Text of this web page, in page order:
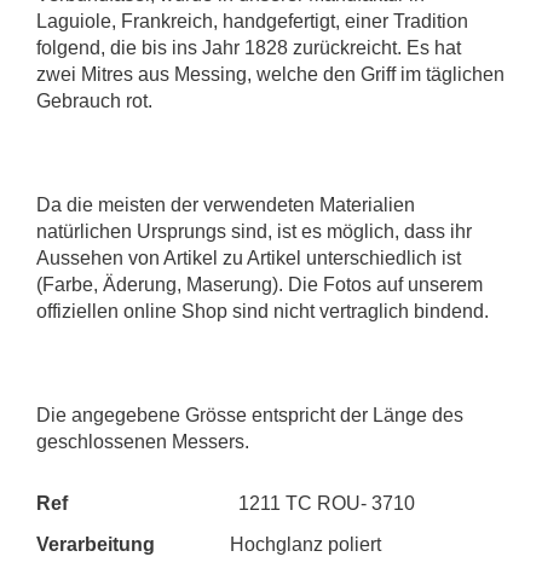
Laguiole, Frankreich, handgefertigt, einer Tradition
folgend, die bis ins Jahr 1828 zurückreicht. Es hat
zwei Mitres aus Messing, welche den Griff im täglichen
Gebrauch rot.
Da die meisten der verwendeten Materialien
natürlichen Ursprungs sind, ist es möglich, dass ihr
Aussehen von Artikel zu Artikel unterschiedlich ist
(Farbe, Äderung, Maserung). Die Fotos auf unserem
offiziellen online Shop sind nicht vertraglich bindend.
Die angegebene Grösse entspricht der Länge des
geschlossenen Messers.
Ref
1211 TC ROU- 3710
Verarbeitung
Hochglanz poliert